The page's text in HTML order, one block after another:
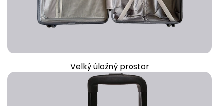
Velký úložný prostor